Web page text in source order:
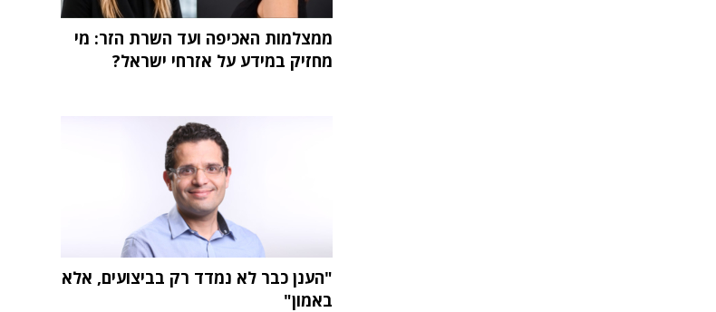
ממצלמות האכיפה ועד השרת הזר: מי
מחזיק במידע על אזרחי ישראל?
"הענן כבר לא נמדד רק בביצועים, אלא
באמון"